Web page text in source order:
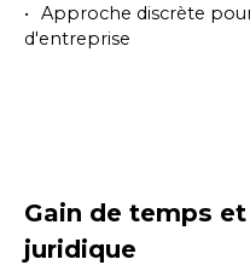
Approche discrète
d'entreprise
Gain de temps
juridique